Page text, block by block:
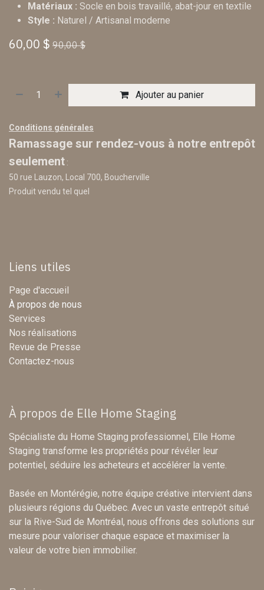
Matériaux : Socle en bois travaillé, abat-jour en textile
Style : Naturel / Artisanal moderne
60,00 $ 90,00$
Ajouter au panier
Conditions générales
Ramassage sur rendez-vous à notre entrepôt
seulement :
50 rue Lauzon, Local 700, Boucherville
Produit vendu tel quel
Liens utiles
Page d'accueil
À propos de nous
Services
Nos réalisations
Revue de Presse
Contactez-nous
À propos de Elle Home Staging
Spécialiste du Home Staging professionnel, Elle Home
Staging transforme les propriétés pour révéler leur
potentiel, séduire les acheteurs et accélérer la vente.
Basée en Montérégie, notre équipe créative intervient dans
plusieurs régions du Québec. Avec un vaste entrepôt situé
sur la Rive-Sud de Montréal, nous offrons des solutions sur
mesure pour valoriser chaque espace et maximiser la
valeur de votre bien immobilier.